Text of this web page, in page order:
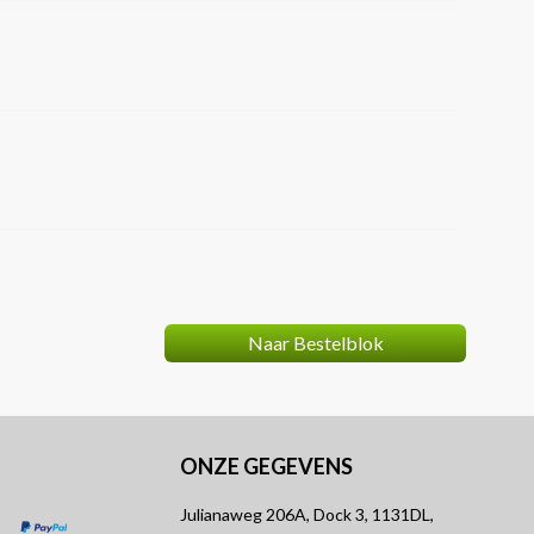
Naar Bestelblok
ONZE GEGEVENS
Julianaweg 206A, Dock 3, 1131DL,